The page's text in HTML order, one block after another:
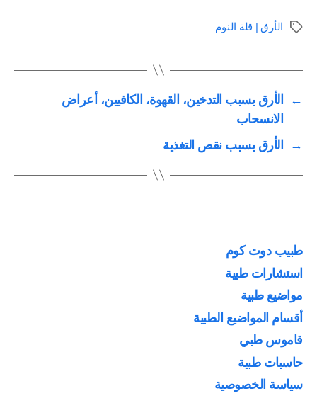
الوسومالأرق | قلة النوم
←
الأرق بسبب التدخين، القهوة، الكافيين، أعراض
الانسحاب
→
الأرق بسبب نقص التغذية
طبيب دوت كوم
استشارات طبية
مواضيع طبية
أقسام المواضيع الطبية
قاموس طبي
حاسبات طبية
سياسة الخصوصية